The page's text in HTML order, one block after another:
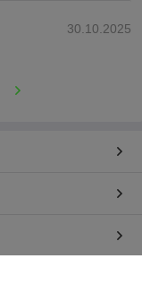
30.10.2025